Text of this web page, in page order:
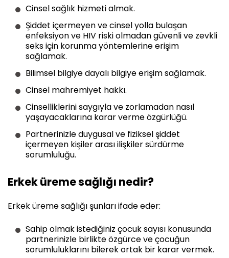
Cinsel sağlık hizmeti almak.
Şiddet içermeyen ve cinsel yolla bulaşan
enfeksiyon ve HIV riski olmadan güvenli ve zevkli
seks için korunma yöntemlerine erişim
sağlamak.
Bilimsel bilgiye dayalı bilgiye erişim sağlamak.
Cinsel mahremiyet hakkı.
Cinselliklerini saygıyla ve zorlamadan nasıl
yaşayacaklarına karar verme özgürlüğü.
Partnerinizle duygusal ve fiziksel şiddet
içermeyen kişiler arası ilişkiler sürdürme
sorumluluğu.
Erkek üreme sağlığı nedir?
Erkek üreme sağlığı şunları ifade eder:
Sahip olmak istediğiniz çocuk sayısı konusunda
partnerinizle birlikte özgürce ve çocuğun
sorumluluklarını bilerek ortak bir karar vermek.